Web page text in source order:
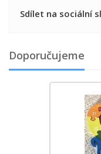
Sdílet na sociální
Doporučujeme